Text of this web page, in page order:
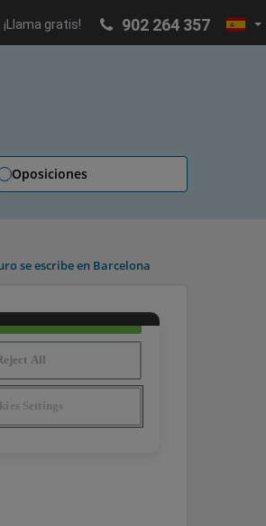
¡Llama gratis! 902 264 357
Oposiciones
se escribe en Barcelona